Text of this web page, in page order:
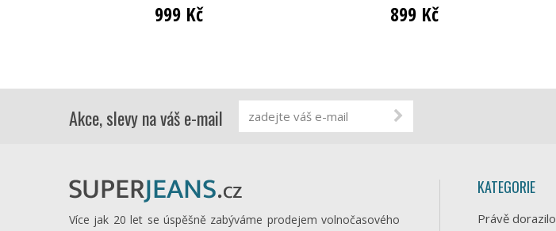
999 Kč 899 Kč
Akce, slevy na váš e-mail
Více jak 20 let se úspěšně zabýváme prodejem volnočasového
KATEGORIE
Právě dorazilo